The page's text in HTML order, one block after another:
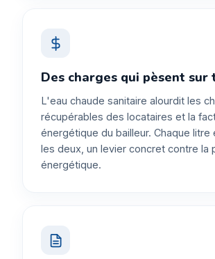
Des charges qui pèsent sur
L'eau chaude sanitaire alourdit les
récupérables des locataires et la
énergétique du bailleur. Chaque litre
les deux, un levier concret contre la
énergétique.